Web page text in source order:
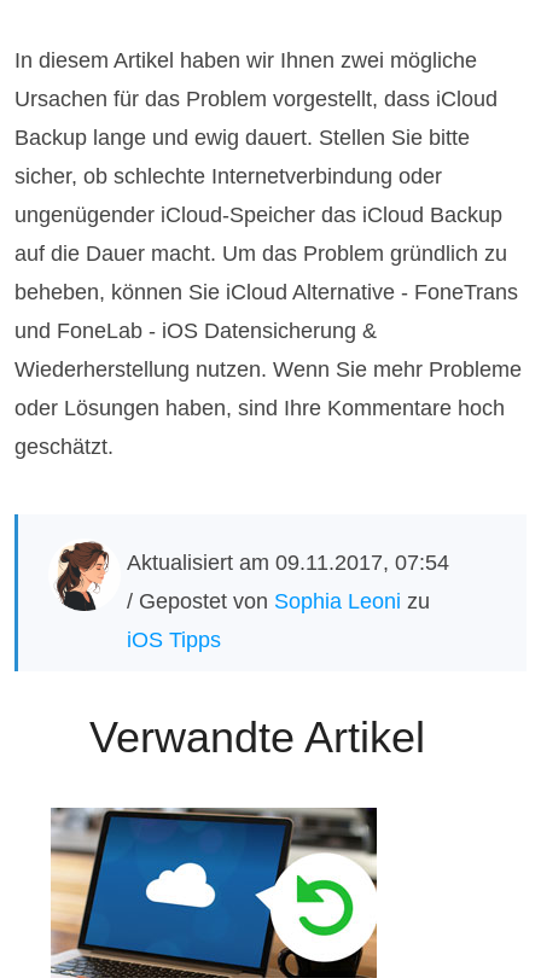
In diesem Artikel haben wir Ihnen zwei mögliche
Ursachen für das Problem vorgestellt, dass iCloud
Backup lange und ewig dauert. Stellen Sie bitte
sicher, ob schlechte Internetverbindung oder
ungenügender iCloud-Speicher das iCloud Backup
auf die Dauer macht. Um das Problem gründlich zu
beheben, können Sie iCloud Alternative - FoneTrans
und FoneLab - iOS Datensicherung &
Wiederherstellung nutzen. Wenn Sie mehr Probleme
oder Lösungen haben, sind Ihre Kommentare hoch
geschätzt.
Aktualisiert am 09.11.2017, 07:54
/ Gepostet von Sophia Leoni zu
iOS Tipps
Verwandte Artikel